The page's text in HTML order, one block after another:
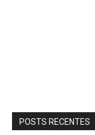
POSTS RECENTES